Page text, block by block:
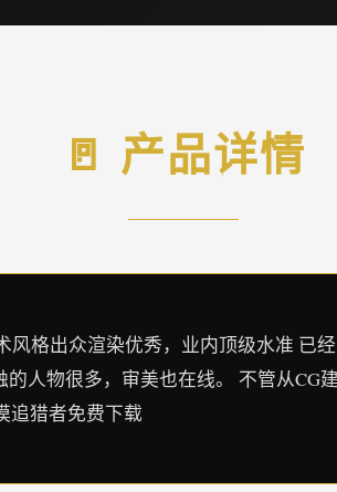
🚪 产品详情
风格出众渲染优秀，业内顶级水准 已
人物很多，审美也在线。 不管从CG
追猎者免费下载